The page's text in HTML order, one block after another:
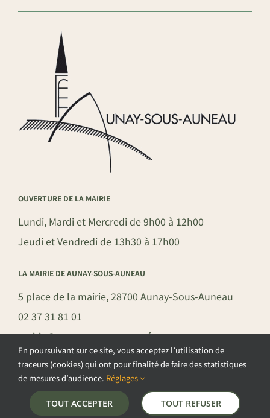
OUVERTURE DE LA MAIRIE
Lundi, Mardi et Mercredi de 9h00 à 12h00
Jeudi et Vendredi de 13h30 à 17h00
LA MAIRIE DE AUNAY-SOUS-AUNEAU
5 place de la mairie, 28700 Aunay-Sous-Auneau
02 37 31 81 01
mairie@aunay-sous-auneau.fr
©COPYRIGHT 2026 – COMMUNE DE AUNAY-SOUS-AUNEAU –
POLITIQUE DE CONFIDENTIALITÉ
GESTION DES COOKIES
–
En poursuivant sur ce site, vous acceptez l’utilisation de
traceurs (cookies) qui ont pour finalité de faire des statistiques
de mesures d’audience. Réglages
TOUT ACCEPTER TOUT REFUSER